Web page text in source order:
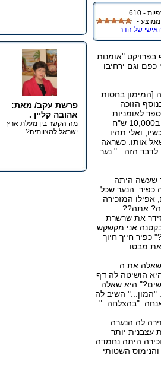
- 610
ממוצע -
של הדר
ברי מזל שתשתתף בפרויקט "אומנות
וגם ירחיבו
לכל השנה [המימון בחסות
הזוכה
לאומניות
ובשכר דירה למשך הלימודים. זה לא הכל הזוכה יזכה גם ב10,000 ש"ח
ואלי תהיו
אותו. כשראה
לדבר הזה..." נער
שעשה היתה
כפיר. הנער שכל
אפילו המזכירה
אתה??
את שרשרת
אני מקשקש
חייך חיוך
מבטו.
שאלה את ה
הושיטה לה דף
היא שאלה
"המון..." השיב לה
"בהצלחה.."
לה הנערה
עצבנית יותר
היתה נחמדה
השטותי
פרשת עקב/ מאת:
אהובה קליין .
מה הקשר בין מעלת ארץ
ישראל למצוותיה?